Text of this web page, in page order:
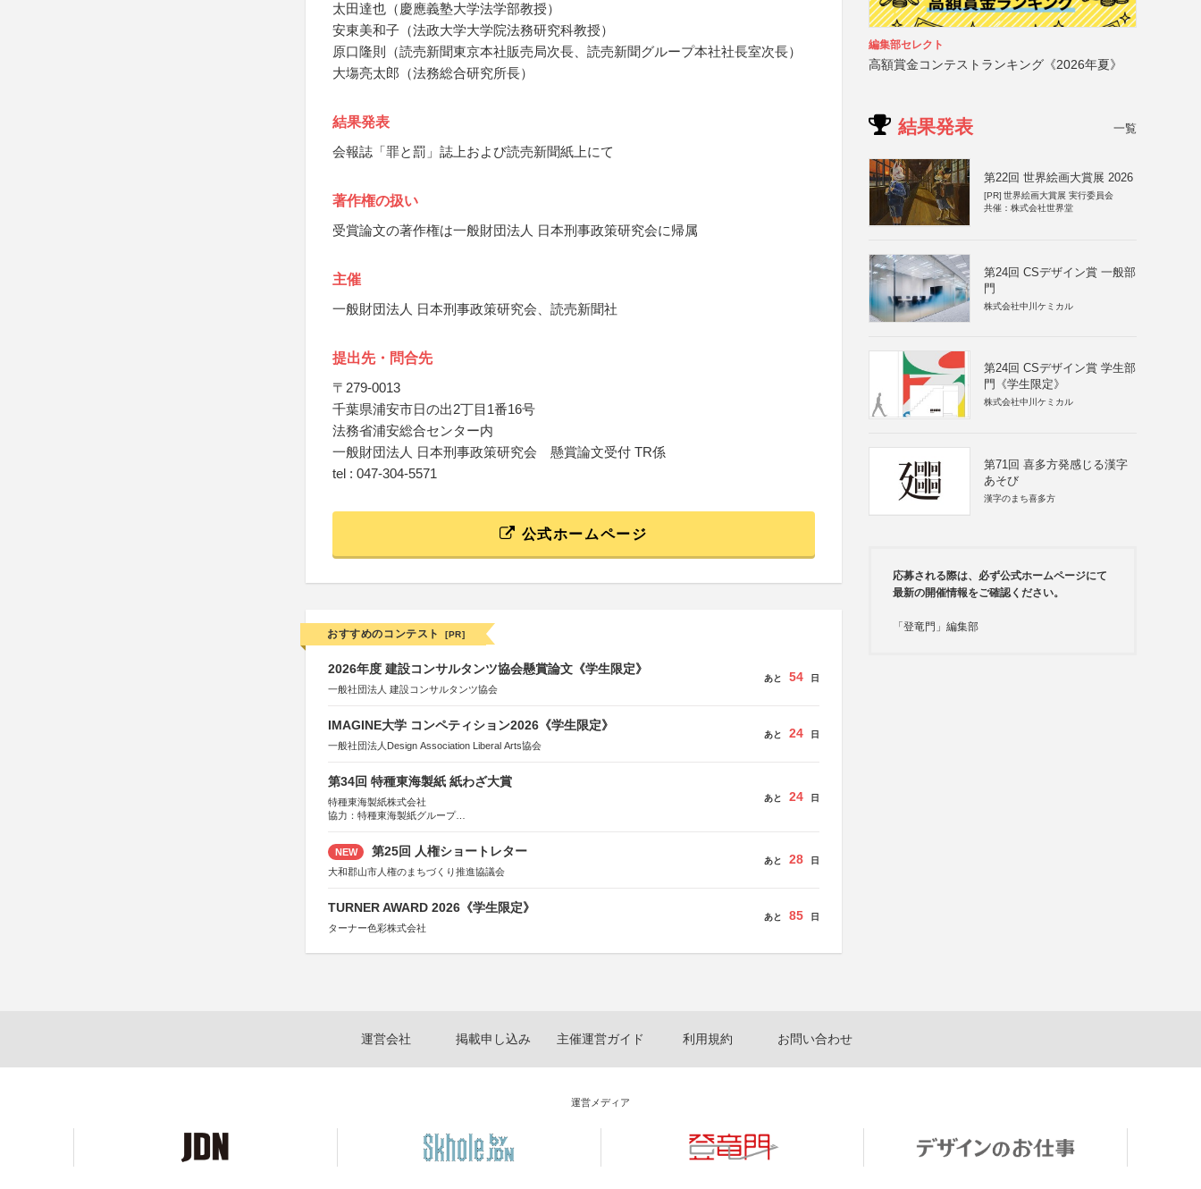
太田達也（慶應義塾大学法学部教授）
安東美和子（法政大学大学院法務研究科教授）
原口隆則（読売新聞東京本社販売局次長、読売新聞グループ本社社長室次長）
大塲亮太郎（法務総合研究所長）
結果発表
会報誌「罪と罰」誌上および読売新聞紙上にて
著作権の扱い
受賞論文の著作権は一般財団法人 日本刑事政策研究会に帰属
主催
一般財団法人 日本刑事政策研究会、読売新聞社
提出先・問合先
〒279-0013
千葉県浦安市日の出2丁目1番16号
法務省浦安総合センター内
一般財団法人 日本刑事政策研究会 懸賞論文受付 TR係
tel : 047-304-5571
公式ホームページ
おすすめのコンテスト [PR]
2026年度 建設コンサルタンツ協会懸賞論文《学生限定》
一般社団法人 建設コンサルタンツ協会
あと 54 日
IMAGINE大学 コンペティション2026《学生限定》
一般社団法人Design Association Liberal Arts協会
あと 24 日
第34回 特種東海製紙 紙わざ大賞
特種東海製紙株式会社
協力：特種東海製紙グループ
あと 24 日
NEW 第25回 人権ショートレター
大和郡山市人権のまちづくり推進協議会
あと 28 日
TURNER AWARD 2026《学生限定》
ターナー色彩株式会社
あと 85 日
編集部セレクト
高額賞金コンテストランキング《2026年夏》
結果発表 一覧
第22回 世界絵画大賞展 2026
[PR] 世界絵画大賞展 実行委員会
共催：株式会社世界堂
第24回 CSデザイン賞 一般部
門
株式会社中川ケミカル
第24回 CSデザイン賞 学生部
門《学生限定》
株式会社中川ケミカル
第71回 喜多方発感じる漢字
あそび
漢字のまち喜多方
応募される際は、必ず公式ホームページにて
最新の開催情報をご確認ください。
「登竜門」編集部
運営会社 掲載申し込み 主催運営ガイド 利用規約 お問い合わせ
運営メディア